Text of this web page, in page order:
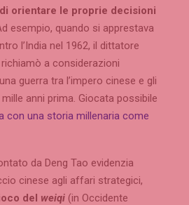
orientare le proprie decisioni
esempio, quando si apprestava
l’India nel 1962, il dittatore
a considerazioni
guerra tra l’impero cinese e gli
anni prima. Giocata possibile
con una storia millenaria come
da Deng Tao evidenzia
cinese agli affari strategici,
del weiqi (in Occidente